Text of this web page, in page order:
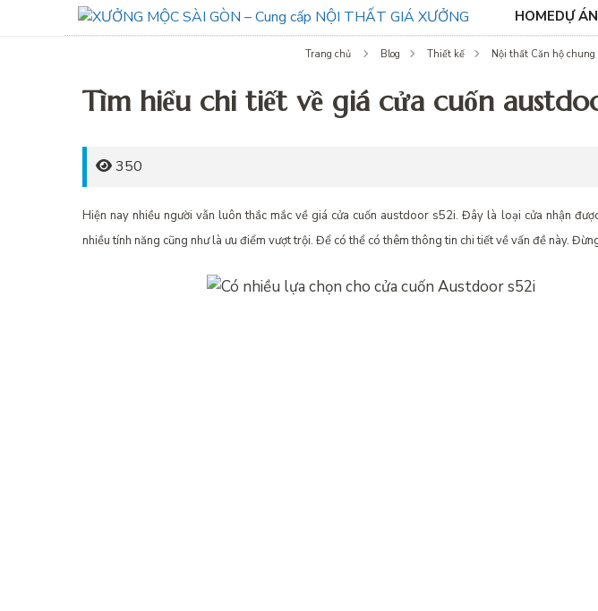
HOMEDỰ ÁN
Trang chủ Blog Thiết kế Nội thất Căn hộ chung
Tìm hiểu chi tiết về giá cửa cuốn
350
Hiện nay nhiều người vẫn luôn thắc mắc về giá cửa cuốn austdoor s52i. Đây là loại cửa nhận
nhiều tính năng cũng như là ưu điểm vượt trội. Để có thể có thêm thông tin chi tiết về vấn đề này.